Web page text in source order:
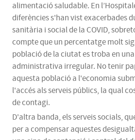
alimentació saludable. En
diferències s'han vist exacerbades
sanitària i social de la COVID,
compte que un percentatge molt
població de la ciutat es troba en
administrativa irregular. No tenir
aquesta població a l'economia
l'accés als serveis públics, la qual
de contagi.
D'altra banda, els serveis socials,
per a compensar aquestes